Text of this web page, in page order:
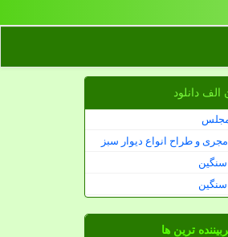
الف دانلود
مجلس
و طراح انواع دیوار سبز
سنگین
سنگین
ترین ها